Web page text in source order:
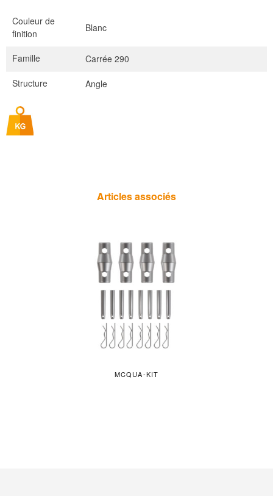
Couleur de
finition
Blanc
Famille
Carrée 290
Structure
Angle
Articles associés
MCQUA-KIT